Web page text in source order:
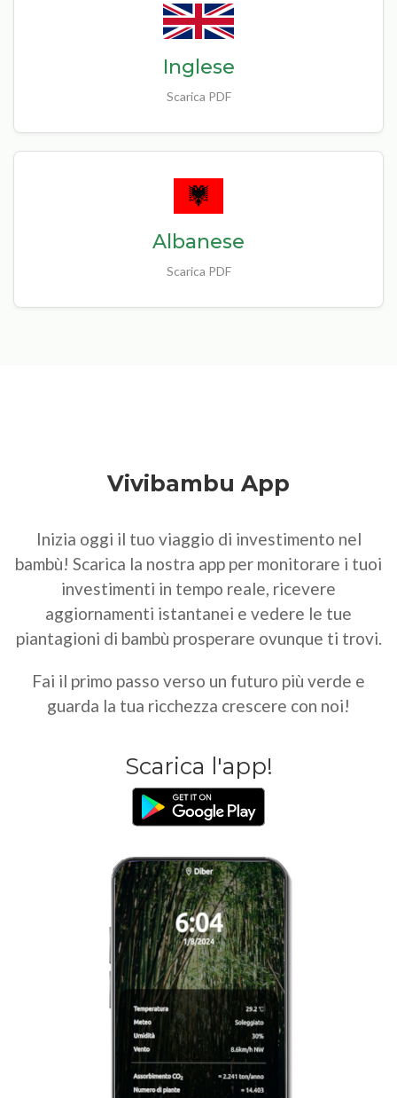
Inglese
Scarica PDF
Albanese
Scarica PDF
Vivibambu App
Inizia oggi il tuo viaggio di investimento nel
bambù! Scarica la nostra app per monitorare i tuoi
investimenti in tempo reale, ricevere
aggiornamenti istantanei e vedere le tue
piantagioni di bambù prosperare ovunque ti trovi.
Fai il primo passo verso un futuro più verde e
guarda la tua ricchezza crescere con noi!
Scarica l'app!